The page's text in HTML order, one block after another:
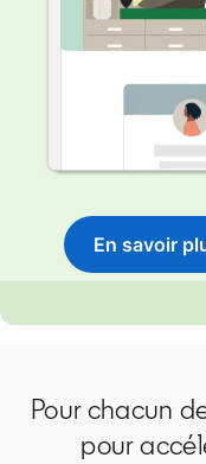
En savoir
Pour chacun
pour